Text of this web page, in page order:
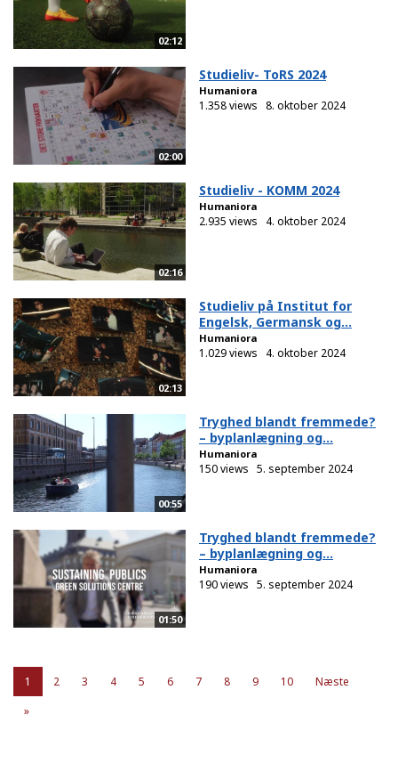
02:12
02:00
Studieliv- ToRS 2024
Humaniora
1.358 views 8. oktober 2024
02:16
Studieliv - KOMM 2024
Humaniora
2.935 views 4. oktober 2024
02:13
Studieliv på Institut for
Engelsk, Germansk og...
Humaniora
1.029 views 4. oktober 2024
00:55
Tryghed blandt fremmede?
– byplanlægning og...
Humaniora
150 views 5. september 2024
01:50
Tryghed blandt fremmede?
– byplanlægning og...
Humaniora
190 views 5. september 2024
1 2 3 4 5 6 7 8 9 10
Næste
»